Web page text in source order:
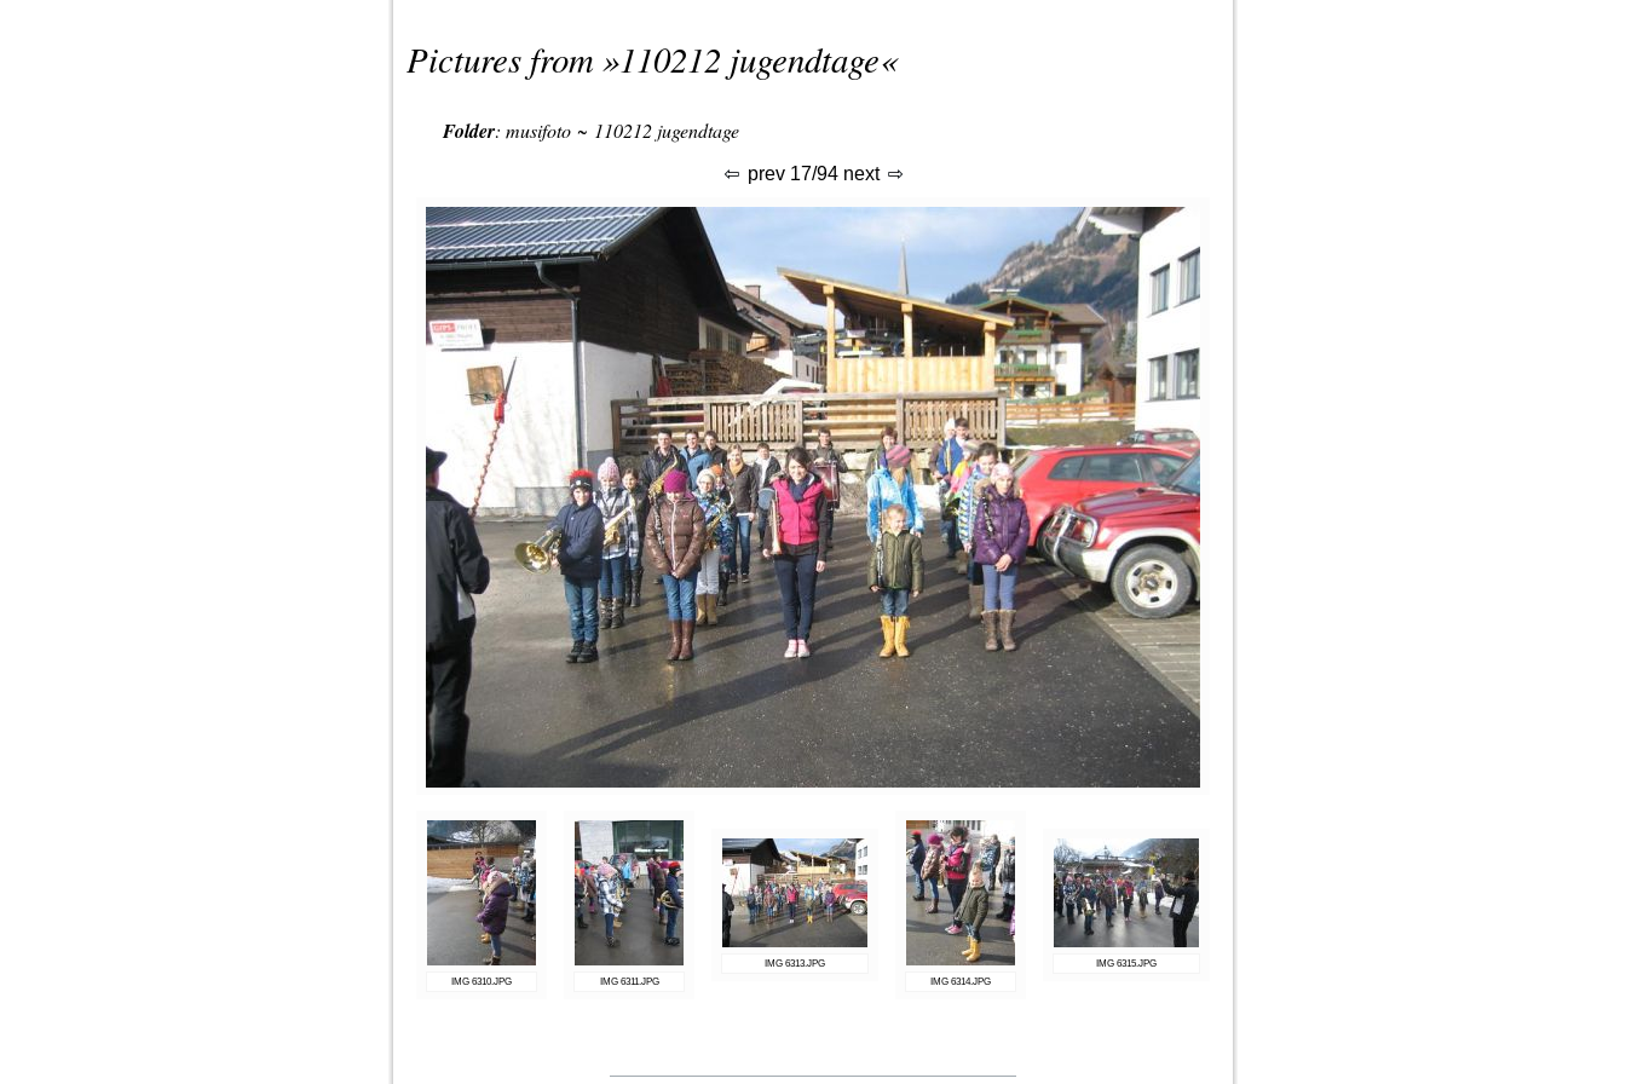
Pictures from »110212 jugendtage«
Folder: musifoto ~ 110212 jugendtage
prev17/94 next
IMG 6310.JPG IMG 6311.JPG
IMG 6313.JPG
IMG 6314.JPG
IMG 6315.JPG